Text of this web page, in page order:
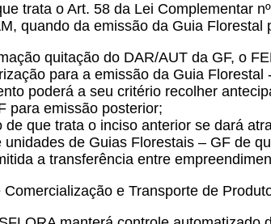
trata o Art. 58 da Lei Complementar
quando da emissão da Guia Florestal
quitação do DAR/AUT da GF, o
para a emissão da Guia Florestal
poderá a seu critério recolher
para emissão posterior;
de que trata o inciso anterior se dará
unidades de Guias Florestais – GF de
a transferência entre
Comercialização e Transporte de